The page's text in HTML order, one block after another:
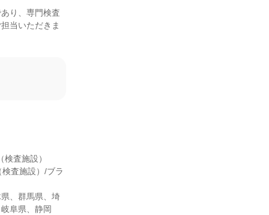
り、専門検査
当いただきま
査施設）
査施設）/ブラ
、群馬県、埼
阜県、静岡